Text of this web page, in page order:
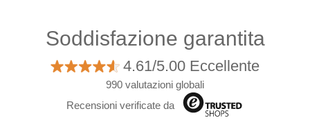
Soddisfazione garantita
4.61/5.00 Eccellente
990 valutazioni globali
Recensioni verificate da